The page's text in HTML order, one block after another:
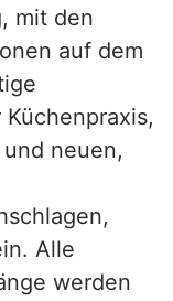
mit den
auf dem
neuen,
Alle
werden